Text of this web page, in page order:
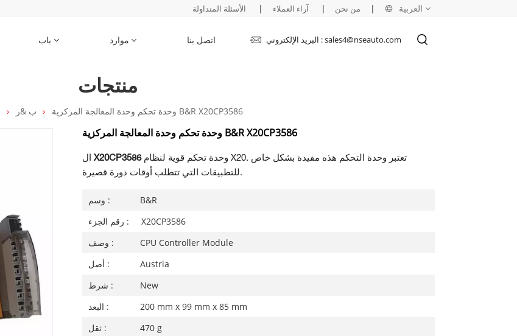
العربية من نحن | آراء العملاء | الأسئلة المتداولة |
باب موارد اتصل بنا البريد الإلكتروني : sales4@nseauto.com
منتجات
ب &ر وحدة تحكم وحدة المعالجة المركزية B&R X20CP3586
وحدة تحكم وحدة المعالجة المركزية B&R X20CP3586
X20CP3586وحدة تحكم قوية لنظام X20. تعتبر وحدة التحكم هذه مفيدة بشكل خاص
للتطبيقات التي تتطلب أوقات دورة قصيرة.
وسم :
B&R
رقم الجزء :
X20CP3586
وصف :
CPU Controller Module
أصل :
Austria
شرط :
New
البعد :
200 mm x 99 mm x 85 mm
ثقل :
470 g